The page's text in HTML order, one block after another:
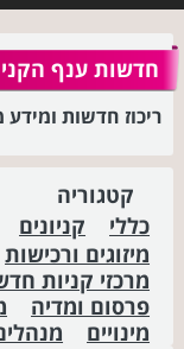
חדשות ענף
ריכוז חדשות
קטגוריה
כללי
קניונים
מיזוגים ורכישות
מרכזי קניות
פרסום ומדיה
מינויים